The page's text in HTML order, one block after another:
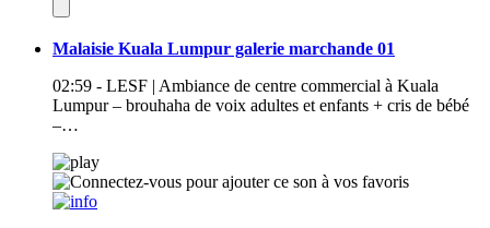
Malaisie Kuala Lumpur galerie marchande 01
02:59 - LESF | Ambiance de centre commercial à Kuala
Lumpur – brouhaha de voix adultes et enfants + cris de bébé
–…